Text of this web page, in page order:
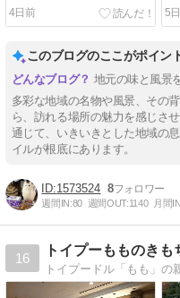
4日前
5
このブログのここがポイン
地元の味と風景
多彩な地域の名物や風景、その
ら、訪れる場所の魅力を感じさ
通じて、いきいきとした地域の
イルが根底にあります。
1573524 8
週間IN:80 週間OUT:1140 月間
16
トイプーもものきも
トイプードル「もも」の